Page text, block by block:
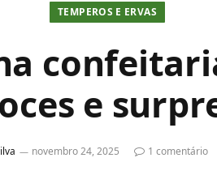
TEMPEROS E ERVAS
e
novembro 24, 2025 1 comentário